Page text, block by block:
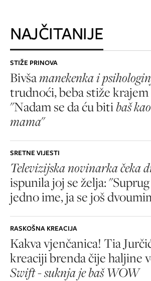
NAJČITANIJE
STIŽE PRINOVA
Bivšamanekenka i
trudnoći, beba stiže krajem
"Nadam se da ću bitibaš
mama"
SRETNE VIJESTI
Televizijska novinarka čeka
ispunila joj se želja:
jedno ime, ja se još
RASKOŠNA KREACIJA
Kakva vjenčanica! Tia
kreaciji brenda čije haljine
Swift - suknja je baš WOW